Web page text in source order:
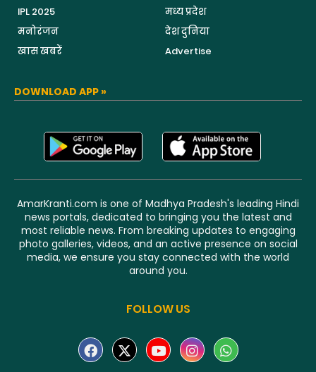
IPL 2025
मध्य प्रदेश
मनोरंजन
देश दुनिया
खास खबरें
Advertise
DOWNLOAD APP »
AmarKranti.com is one of Madhya Pradesh's leading Hindi
news portals, dedicated to bringing you the latest and
most reliable news. From breaking updates to engaging
photo galleries, videos, and an active presence on social
media, we ensure you stay connected with the world
around you.
FOLLOW US